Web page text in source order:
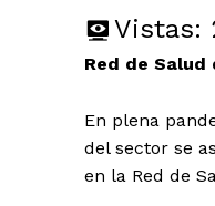
Vistas:
Red de Salud
En plena
del sector se
en la Red de